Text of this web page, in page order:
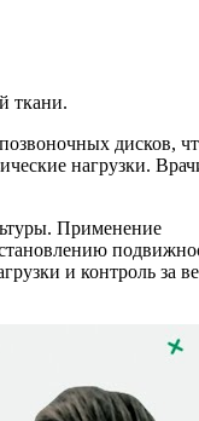
ткани.
дисков,
нагрузки.
Применение
и контроль за